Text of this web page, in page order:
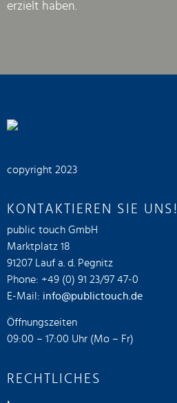
erzielt haben.
copyright 2023
KONTAKTIEREN SIE UNS!
public touch GmbH
Marktplatz 18
91207 Lauf a. d. Pegnitz
Phone: +49 (0) 91 23/97 47-0
E-Mail: info@publictouch.de
Öffnungszeiten
09:00 – 17:00 Uhr (Mo – Fr)
RECHTLICHES